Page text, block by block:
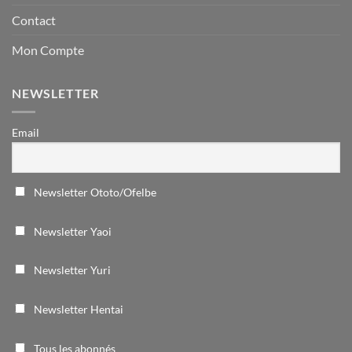
Contact
Mon Compte
NEWSLETTER
Email
Newsletter Ototo/Ofelbe
Newsletter Yaoi
Newsletter Yuri
Newsletter Hentai
Tous les abonnés